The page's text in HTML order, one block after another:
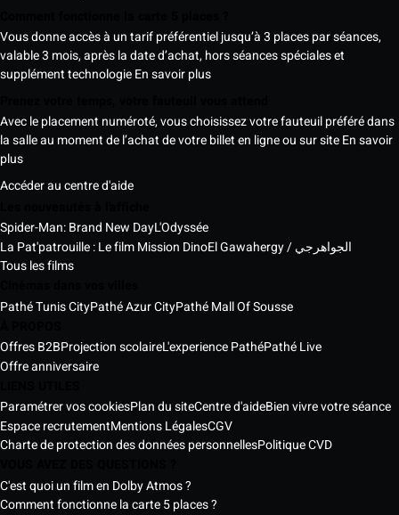
Vous donne accès à un tarif préférentiel jusqu’à 3 places par séances,
valable 3 mois, après la date d’achat, hors séances spéciales et
supplément technologieEn savoir plus
Avec le placement numéroté, vous choisissez votre fauteuil préféré dans
la salle au moment de l’achat de votre billet en ligne ou sur siteEn savoir
plus
Accéder au centre d'aide
Spider-Man: Brand New DayL'Odyssée
La Pat'patrouille : Le film Mission Dino
El Gawahergy / الجواهرجي
Tous les films
Pathé Tunis CityPathé Azur CityPathé Mall Of Sousse
Offres B2BProjection scolaireL'experience PathéPathé Live
Offre anniversaire
Paramétrer vos cookiesPlan du siteCentre d'aideBien vivre votre séance
Espace recrutementMentions LégalesCGV
Charte de protection des données personnellesPolitique CVD
C'est quoi un film en Dolby Atmos ?
Comment fonctionne la carte 5 places ?